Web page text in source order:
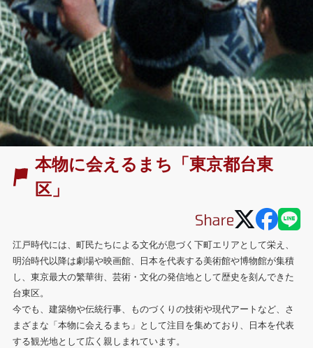
本物に会えるまち「東京都台東
区」
江戸時代には、町民たちによる文化が息づく下町エリアとして栄え、
明治時代以降は劇場や映画館、日本を代表する美術館や博物館が集積
し、東京最大の繁華街、芸術・文化の発信地として歴史を刻んできた
台東区。
今でも、建築物や伝統行事、ものづくりの技術や現代アートなど、さ
まざまな「本物に会えるまち」として注目を集めており、日本を代表
する観光地として広く親しまれています。